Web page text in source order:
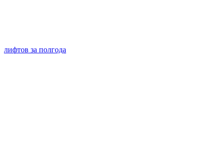
лифтов за полгода